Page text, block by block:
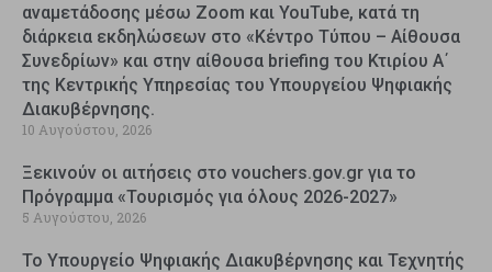
αναμετάδοσης μέσω Zoom και YouTube, κατά τη
διάρκεια εκδηλώσεων στο «Κέντρο Τύπου – Αίθουσα
Συνεδρίων» και στην αίθουσα briefing του Κτιρίου Α΄
της Κεντρικής Υπηρεσίας του Υπουργείου Ψηφιακής
Διακυβέρνησης.
10 Αυγούστου, 2026
Ξεκινούν οι αιτήσεις στο vouchers.gov.gr για το
Πρόγραμμα «Τουρισμός για όλους 2026-2027»
5 Αυγούστου, 2026
Το Υπουργείο Ψηφιακής Διακυβέρνησης και Τεχνητής